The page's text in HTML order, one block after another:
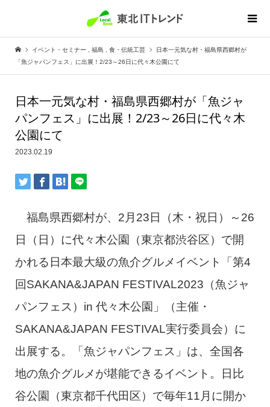
イベント・セミナー 福島 食・伝統工芸
日本一元気な村・福島県西郷村が
「魚ジャパンフェス」に出展！2/23～26日に代々木公園にて
日本一元気な村・福島県西郷村が「魚ジャ
パンフェス」に出展！2/23～26日に代々木
公園にて
2023.02.19
福島県西郷村が、2月23日（木・祝日）～26
日（日）に代々木公園（東京都渋谷区）で開
かれる日本最大級の魚介グルメイベント「第4
回SAKANA&JAPAN FESTIVAL2023（魚ジャ
パンフェス）in 代々木公園」（主催・
SAKANA&JAPAN FESTIVAL実行委員会）に
出展する。「魚ジャパンフェス」は、全国各
地の魚介グルメが堪能できるイベント。日比
谷公園（東京都千代田区）で毎年11月に開か